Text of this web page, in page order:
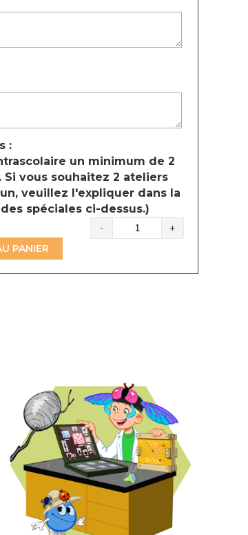
:
un minimum de 2
vous souhaitez 2 ateliers
veuillez l'expliquer dans la
spéciales ci-dessus.)
quantité
de
printanières
PANIER